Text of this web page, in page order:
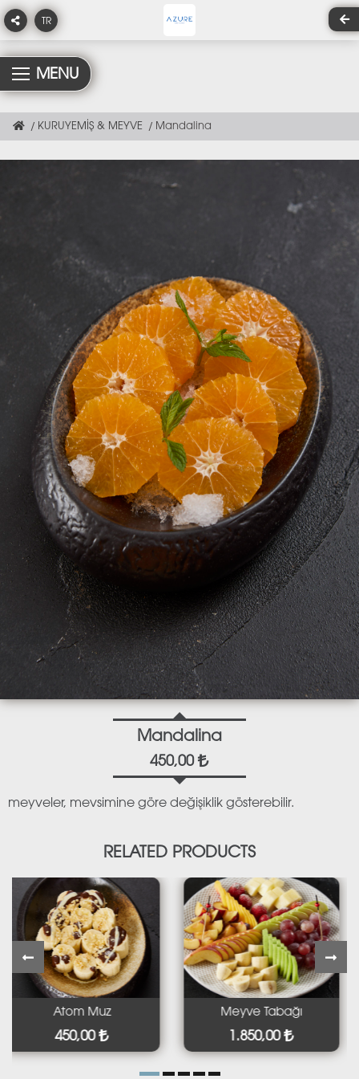
TR
MENU
KURUYEMİŞ & MEYVE Mandalina
Mandalina
450,00
meyveler, mevsimine göre değişiklik gösterebilir.
RELATED PRODUCTS
Atom Muz
450,00
Meyve Tabağı
1.850,00